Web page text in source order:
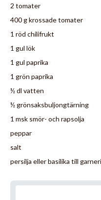
2 tomater
400 g krossade tomater
1 röd chilifrukt
1 gul lök
1 gul paprika
1 grön paprika
½ dl vatten
½ grönsaksbuljongtärning
1 msk smör- och rapsolja
peppar
salt
persilja eller basilika till